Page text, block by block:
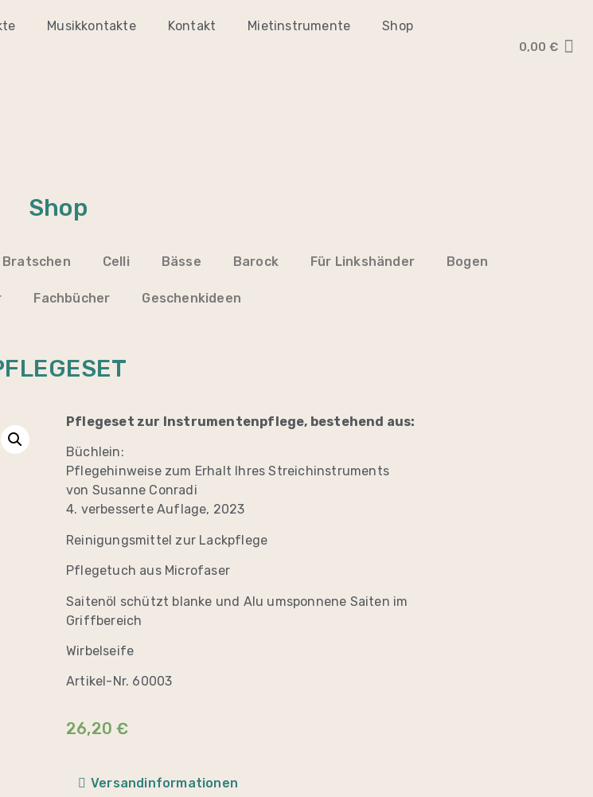
Musikkontakte Kontakt Mietinstrumente Shop
0,00 €
Shop
Bratschen Celli Bässe Barock Für Linkshänder Bogen
Fachbücher Geschenkideen
Pflegeset zur Instrumentenpflege, bestehend aus:
Büchlein:
Pflegehinweise zum Erhalt Ihres Streichinstruments
von Susanne Conradi
4. verbesserte Auflage, 2023
Reinigungsmittel zur Lackpflege
Pflegetuch aus Microfaser
Saitenöl schützt blanke und Alu umsponnene Saiten im
Griffbereich
Wirbelseife
Artikel-Nr. 60003
26,20€
Versandinformationen